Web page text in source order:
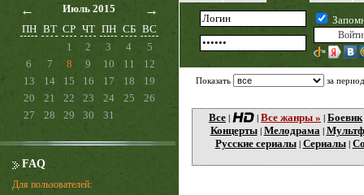
← Июль 2015 →
ПН ВТ СР ЧТ ПН СБ ВС
1
2 3 4
5
6
7 8 9 10 11
12
13
14 15 16 17 18
19
20
21 22 23 24 25
26
27
28 29 30 31
FAQ
Для пользователей:
Показать за
Все Все жанры » Боевик
Концерты| Мелодрама
Русские сериалы| Сериалы|